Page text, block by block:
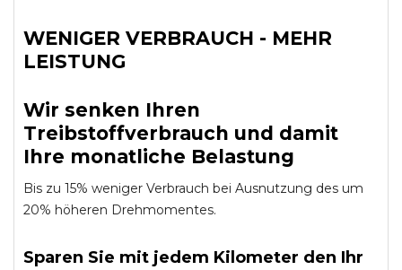
WENIGER VERBRAUCH - MEHR
LEISTUNG
Wir senken Ihren
Treibstoffverbrauch und damit
Ihre monatliche Belastung
Bis zu 15% weniger Verbrauch bei Ausnutzung des um
20% höheren Drehmomentes.
Sparen Sie mit jedem Kilometer den Ihr